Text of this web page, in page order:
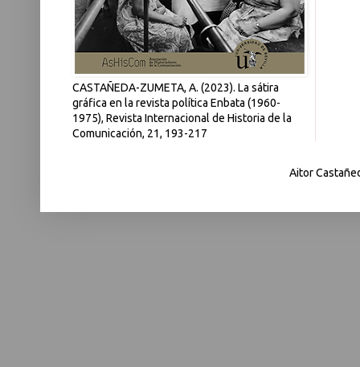
CASTAÑEDA-ZUMETA, A. (2023). La sátira
gráfica en la revista política Enbata (1960-
1975), Revista Internacional de Historia de la
Comunicación, 21, 193-217
Aitor